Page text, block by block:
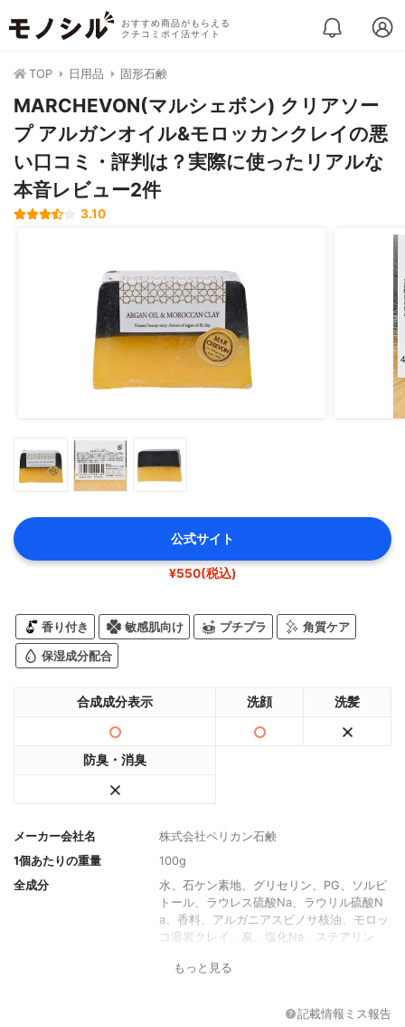
おすすめ商品がもらえる
クチコミポイ活サイト
TOP 日用品 固形石鹸
MARCHEVON(マルシェボン) クリアソー
プ アルガンオイル&モロッカンクレイの悪
い口コミ・評判は？実際に使ったリアルな
本音レビュー2件
3.10
公式サイト
¥550(税込)
香り付き 敏感肌向け プチプラ 角質ケア
保湿成分配合
合成成分表示 洗顔 洗髪
防臭・消臭
メーカー会社名
株式会社ペリカン石鹸
1個あたりの重量
100g
全成分
水、石ケン素地、グリセリン、PG、ソルビ
トール、ラウレス硫酸Na、ラウリル硫酸N
a、香料、アルガニアスピノサ核油、モロッ
コ溶岩クレイ、炭、塩化Na、ステアリン
ン酸4Na、ペンテト酸5Na、酸化チタン、
アルガン&オイルクレイの香り
もっと見る
記載情報ミス報告